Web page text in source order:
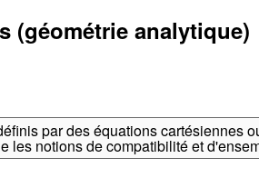
(géométrie analytique)
par des équations cartésiennes
les notions de compatibilité et